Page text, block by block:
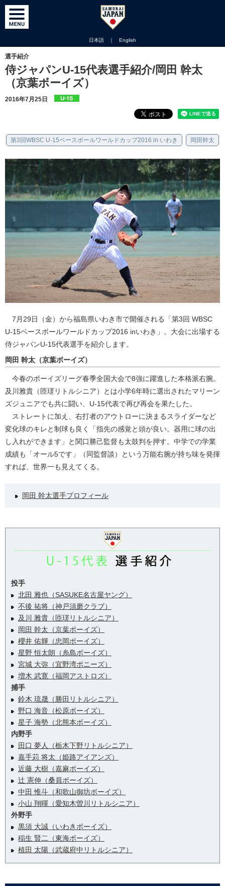
日本語 ｜ English
選手紹介
侍ジャパンU-15代表選手紹介/岡田 幹太
（京葉ボーイズ）
2016年7月25日
第3回WBSC U-15ベースボールワールドカップ2016 in いわき 岡田幹太
7月29日（金）から福島県いわき市で開催される「第3回 WBSC
U-15ベースボールワールドカップ2016 inいわき」。大会に出場する
侍ジャパンU-15代表選手を紹介します。
岡田 幹太（京葉ボーイズ）
今春のボーイズリーグ春季全国大会で8強に躍進した本格派右腕。
及川雅貴（匝瑳リトルシニア）とは小学6年時に選出されたマリーン
ズジュニアでも共に闘い、U-15代表で再び再会を果たした。
ストレートに加え、右打者のアウトローに決まるスライダーなど
変化球のキレと制球も良く「指先の感覚と頭が良い。器用に球の出
し入れができます」と関口勝己監督も太鼓判を押す。中学での学業
成績も「オール5です」（同監督談）という万能右腕が持ち味を発揮
すれば、世界一も見えてくる。
岡田 幹太選手プロフィール
投手
北田 雅也（SASUKE名古屋ヤング）
不後 祐将（神戸須磨クラブ）
及川 雅貴（匝瑳リトルシニア）
岡田 幹太（京葉ボーイズ）
櫻井 佑輝（忠岡ボーイズ）
星野 恒太朗（糸島ボーイズ）
宮城 大弥（宜野湾ポニーズ）
増木 武寛（福岡アストロズ）
捕手
鈴木 琉晟（勝田リトルシニア）
野口 海音（松原ボーイズ）
星子 海勢（北熊本ボーイズ）
内野手
田口 夢人（栃木下野リトルシニア）
嘉手苅 将太（姫路アイアンズ）
近藤 大樹（嘉麻ボーイズ）
辻 憲伸（桑員ボーイズ）
中田 惟斗（和歌山御坊ボーイズ）
小山 翔暉（愛知木曽川リトルシニア）
外野手
黒須 大誠（いわきボーイズ）
稲生 賢二（東海ボーイズ）
植田 太陽（武蔵府中リトルシニア）